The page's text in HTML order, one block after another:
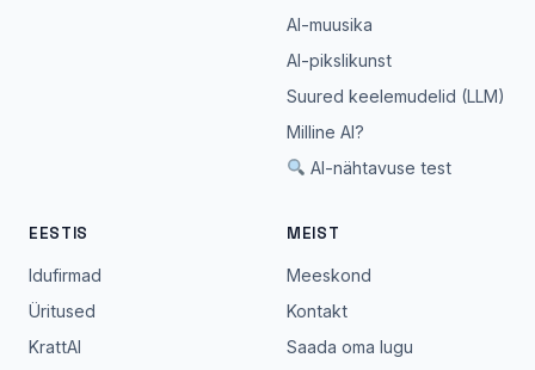
AI-muusika
AI-pikslikunst
Suured keelemudelid (LLM)
Milline AI?
AI-nähtavuse test
EESTIS
Idufirmad
Üritused
KrattAI
MEIST
Meeskond
Kontakt
Saada oma lugu